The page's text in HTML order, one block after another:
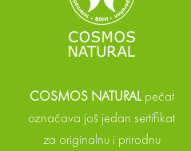
COSMOS NATURALpečat
označava još jedan sertifikat
za originalnu i prirodnu